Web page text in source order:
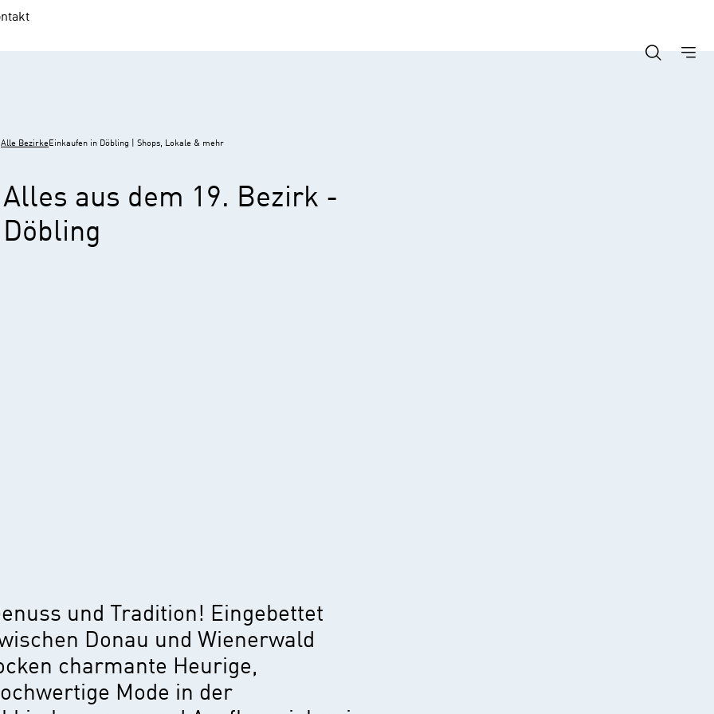
Alle BezirkeEinkaufen in Döbling | Shops, Lokale & mehr
Alles aus dem 19. Bezirk -
Döbling
und Tradition! Eingebettet
Donau und Wienerwald
charmante Heurige,
Mode in der